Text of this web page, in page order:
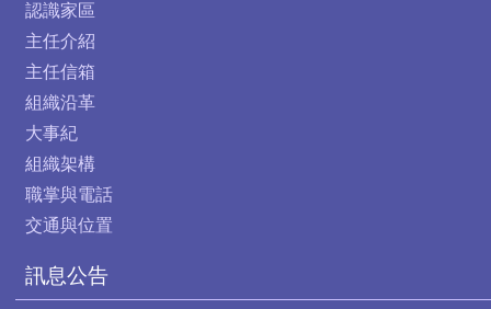
認識家區
主任介紹
主任信箱
組織沿革
大事紀
組織架構
職掌與電話
交通與位置
訊息公告